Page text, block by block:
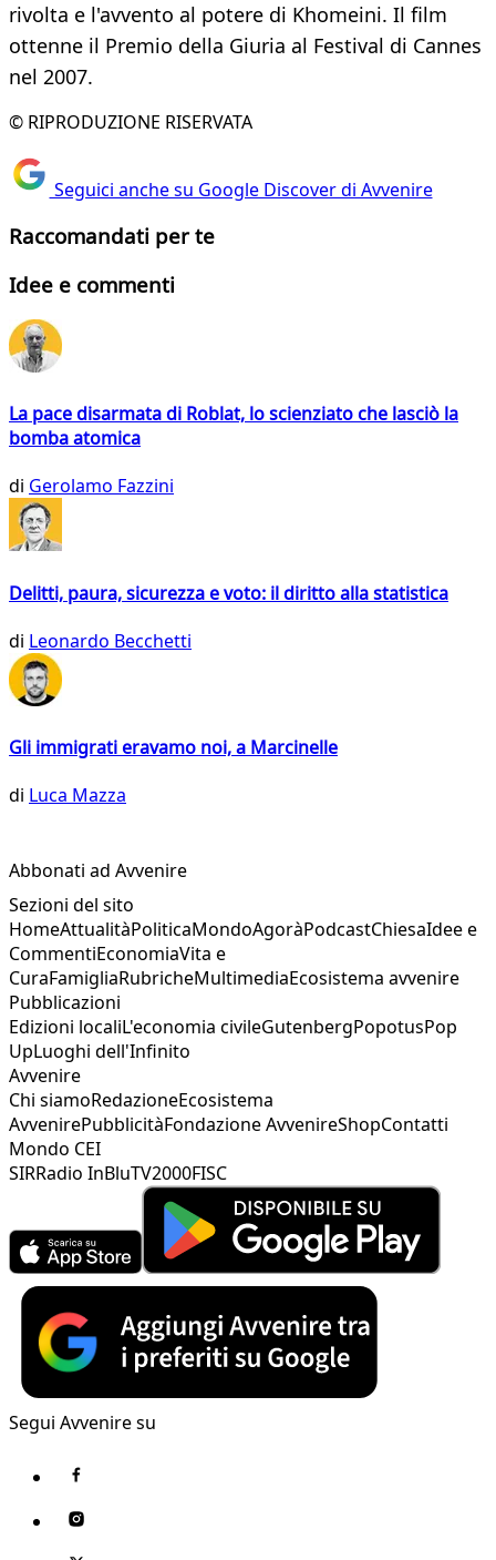
rivolta e l'avvento al potere di Khomeini. Il film
ottenne il Premio della Giuria al Festival di Cannes
nel 2007.
© RIPRODUZIONE RISERVATA
Seguici anche su Google Discover di Avvenire
Raccomandati per te
Idee e commenti
La pace disarmata di Roblat, lo scienziato che lasciò la
bomba atomica
di Gerolamo Fazzini
Delitti, paura, sicurezza e voto: il diritto alla statistica
di Leonardo Becchetti
Gli immigrati eravamo noi, a Marcinelle
di Luca Mazza
Abbonati ad Avvenire
Sezioni del sito
HomeAttualitàPoliticaMondoAgoràPodcastChiesaIdee e
CommentiEconomiaVita e
CuraFamigliaRubricheMultimediaEcosistema avvenire
Pubblicazioni
Edizioni localiL'economia civileGutenbergPopotusPop
UpLuoghi dell'Infinito
Avvenire
Chi siamoRedazioneEcosistema
AvvenirePubblicitàFondazione AvvenireShopContatti
Mondo CEI
SIRRadio InBluTV2000FISC
Segui Avvenire su